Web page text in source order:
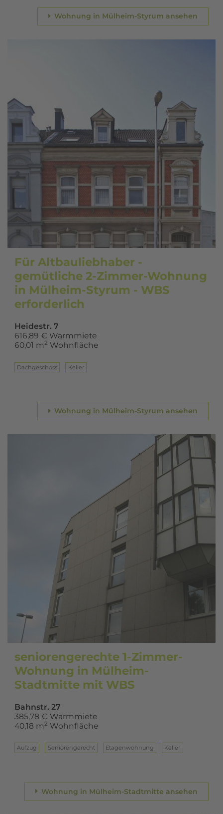
Wohnung in Mülheim-Styrum ansehen
Für Altbauliebhaber -
gemütliche 2-Zimmer-Wohnung
in Mülheim-Styrum - WBS
erforderlich
Heidestr. 7
616,89 € Warmmiete
60,01 m2 Wohnfläche
Dach­ge­schoss Keller
Wohnung in Mülheim-Styrum ansehen
seniorengerechte 1-Zimmer-
Wohnung in Mülheim-
Stadtmitte mit WBS
Bahnstr. 27
385,78 € Warmmiete
40,18 m2 Wohnfläche
Aufzug Seniorengerecht Eta­gen­woh­nung Keller
Wohnung in Mülheim-Stadtmitte ansehen